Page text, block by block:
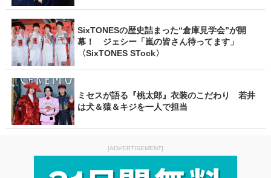
SixTONESの歴史詰まった“倉庫見学会”が開
幕！ ジェシー「嵐の皆さん待ってます」
〈SixTONES STock〉
ミセスが語る『桃太郎』衣装のこだわり 若井
は犬＆猿＆キジを一人で担当
[ADVERTISEMENT]